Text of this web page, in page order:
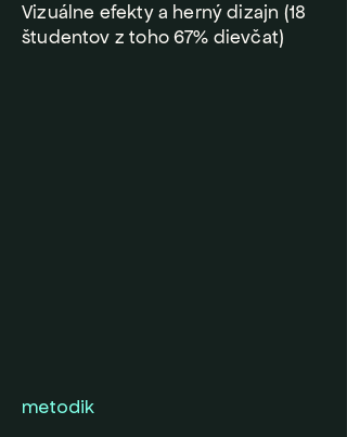
Vizuálne efekty a herný dizajn (18
študentov z toho 67% dievčat)
metodik